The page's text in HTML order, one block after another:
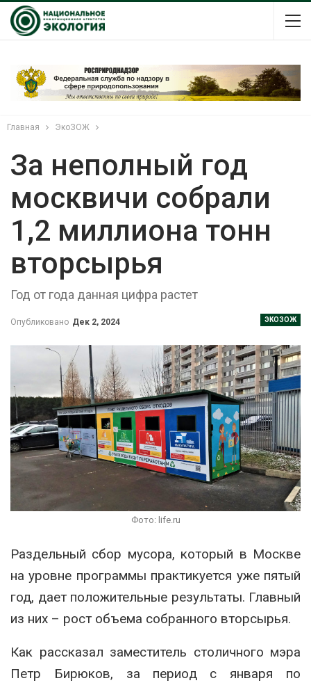
Главная ЭкоЗОЖ
За неполный год
москвичи собрали
1,2 миллиона тонн
вторсырья
Год от года данная цифра растет
ЭКОЗОЖ
Опубликовано Дек 2, 2024
Фото: life.ru
Раздельный сбор мусора, который в Москве
на уровне программы практикуется уже пятый
год, дает положительные результаты. Главный
из них – рост объема собранного вторсырья.
Как рассказал заместитель столичного мэра
Петр Бирюков, за период с января по